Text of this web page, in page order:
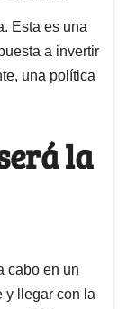
Esta es una
a invertir
una política
la
cabo en un
y llegar con la